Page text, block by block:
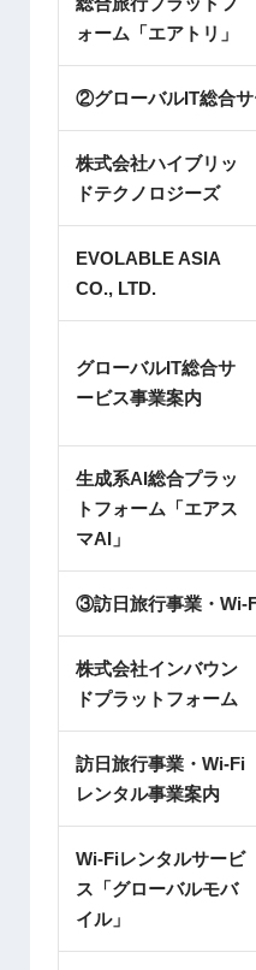
ォーム「エアトリ」
②グローバルIT総合
株式会社ハイブリッ
ドテクノロジーズ
EVOLABLE ASIA
CO., LTD.
グローバルIT総合サ
ービス事業案内
生成系AI総合プラッ
トフォーム「エアス
マAI」
③訪日旅行事業・Wi-
株式会社インバウン
ドプラットフォーム
訪日旅行事業・Wi-Fi
レンタル事業案内
Wi-Fiレンタルサービ
ス「グローバルモバ
イル」